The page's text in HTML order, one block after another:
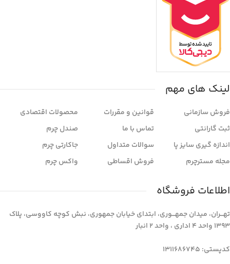
لینک های مهم
فروش سازمانی
ثبت گارانتی
اندازه گیری سایز پا
مجله مسترچرم
قوانین و مقررات
تماس با ما
سوالات متداول
فروش اقساطی
محصولات اقتصادی
صندل چرم
جاکارتی چرم
واکس چرم
اطلاعات فروشگاه
تهـــران، میدان جمهـــوری، ابتدای خیابان جمهوری، نبش کوچه کاووسی، پلاک
1393 واحد 4 اداری ، واحد 2 انبار
کدپستی: 1311686745